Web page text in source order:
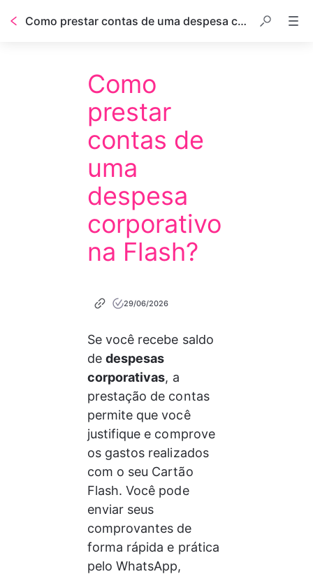
Como prestar contas de uma despesa corporativo na Flash?
Como
prestar
contas de
uma
despesa
corporativo
na Flash?
29/06/2026
Se você recebe saldo
de despesas
corporativas, a
prestação de contas
permite que você
justifique e comprove
os gastos realizados
com o seu Cartão
Flash. Você pode
enviar seus
comprovantes de
forma rápida e prática
pelo WhatsApp,